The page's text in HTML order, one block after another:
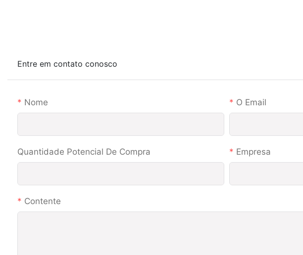
Entre em contato conosco
Nome O Email
Quantidade Potencial De Compra Empresa
Contente